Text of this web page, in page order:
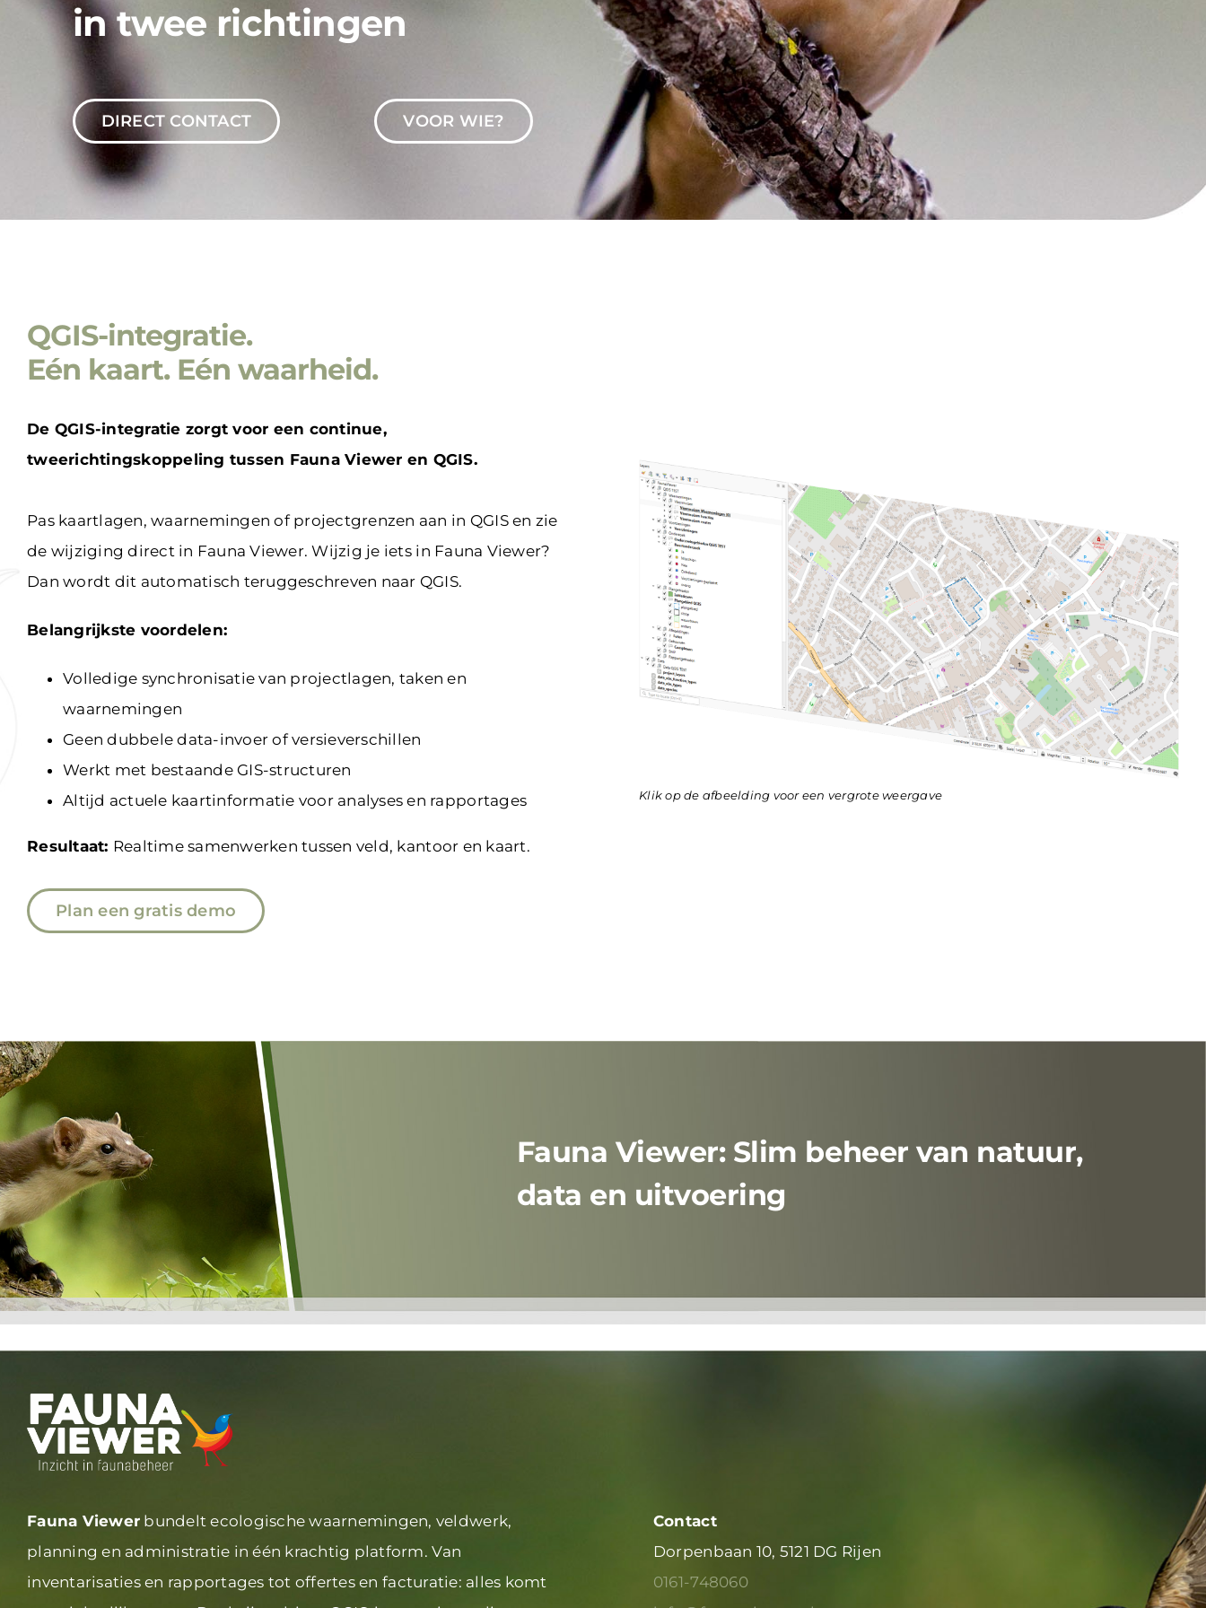
DIRECT CONTACT VOOR WIE?
QGIS-integratie.
Eén kaart. Eén waarheid.
De QGIS-integratie zorgt voor een continue,
tweerichtingskoppeling tussen Fauna Viewer en QGIS.
Pas kaartlagen, waarnemingen of projectgrenzen aan in QGIS en zie
de wijziging direct in Fauna Viewer.Wijzig je iets in Fauna Viewer?
Dan wordt dit automatisch teruggeschreven naar QGIS.
Belangrijkste voordelen:
Volledige synchronisatie van projectlagen, taken en
waarnemingen
Geen dubbele data-invoer of versieverschillen
Werkt met bestaande GIS-structuren
Altijd actuele kaartinformatie voor analyses en rapportages
Resultaat: Realtime samenwerken tussen veld, kantoor en kaart.
Plan een gratis demo
Klik op de afbeelding voor een vergrote weergave
Fauna Viewer: Slim beheer van natuur,
data en uitvoering
Fauna Viewer bundelt ecologische waarnemingen, veldwerk,
planningen administratie in één krachtig platform. Van
inventarisaties en rapportages tot offertes en facturatie: alles komt
Contact
Dorpenbaan 10, 5121 DG Rijen
0161-748060